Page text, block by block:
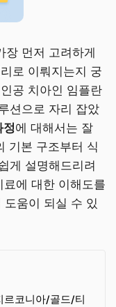
장 먼저 고려하게
로 이뤄지는지 궁
공 치아인 임플란
션으로 자리 잡았
정에 대해서는 잘
기본 구조부터 식
게 설명해드리려
에 대한 이해도를
움이 되실 수 있
르코니아/골드/티